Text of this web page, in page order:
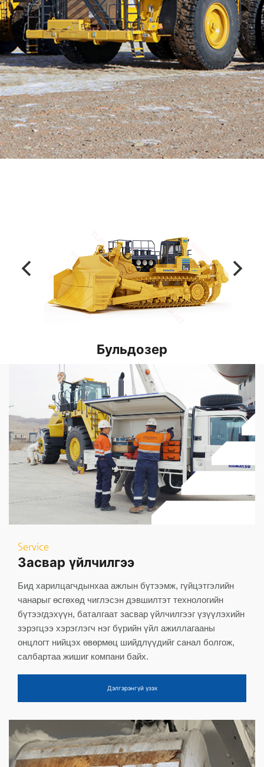
Бульдозер
Service
Засвар үйлчилгээ
Бид харилцагчдынхаа ажлын бүтээмж, гүйцэтгэлийн
чанарыг өсгөхөд чиглэсэн дэвшилтэт технологийн
бүтээгдэхүүн, баталгаат засвар үйлчилгээг үзүүлэхийн
зэрэгцээ хэрэглэгч нэг бүрийн үйл ажиллагааны
онцлогт нийцэх өвөрмөц шийдлүүдийг санал болгож,
салбартаа жишиг компани байх.
Дэлгэрэнгүй үзэх